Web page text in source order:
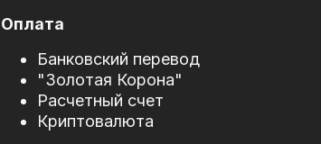
Оплата
Банковский перевод
"Золотая Корона"
Расчетный счет
Криптовалюта